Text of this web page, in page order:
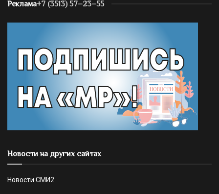
Реклама+7 (3513) 57–23–55
Новости на других сайтах
Новости СМИ2